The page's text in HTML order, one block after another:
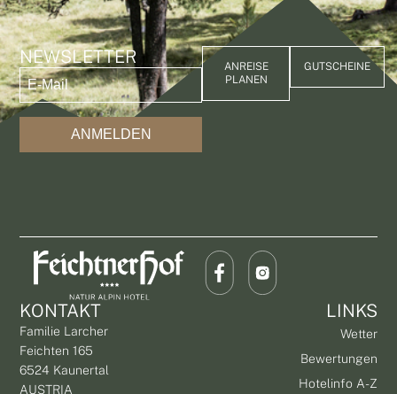
ANREISE
PLANEN
NEWSLETTER
ANMELDEN
GUTSCHEINE
KONTAKT
Familie Larcher
Feichten 165
6524 Kaunertal
AUSTRIA
LINKS
Wetter
Bewertungen
Hotelinfo A-Z